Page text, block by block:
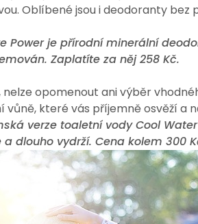
Oblíbené jsou i deodoranty bez
Power je přírodní minerální
Zaplatíte za něj 258 Kč.
nelze opomenout ani výběr
vůně, které vás příjemně osvěží a
verze toaletní vody Cool
dlouho vydrží. Cena kolem 300